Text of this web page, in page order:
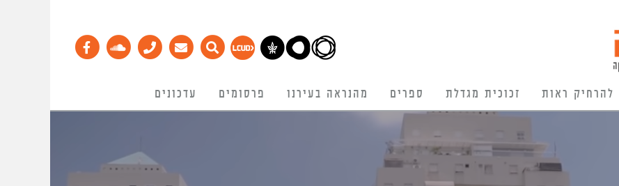
להרחיק ראות זכוכית מגדלת ספרים מהנראה בעירנו פרסומים עדכונים